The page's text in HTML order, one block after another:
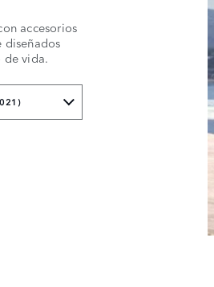
accesorios
diseñados
de vida.